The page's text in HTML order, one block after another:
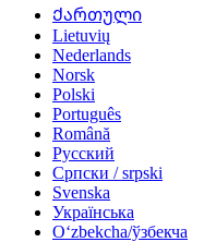
Ქართული
Lietuvių
Nederlands
Norsk
Polski
Português
Română
Русский
Српски / srpski
Svenska
Українська
Oʻzbekcha/ўзбекча